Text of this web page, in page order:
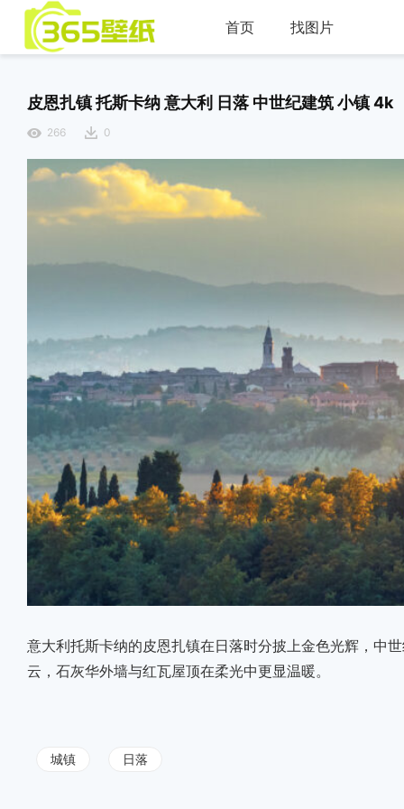
首页 找图片
皮恩扎镇 托斯卡纳 意大利 日落 中世纪建筑 小镇 4k
266 0
意大利托斯卡纳的皮恩扎镇在日落时分披上金色光辉，中
云，石灰华外墙与红瓦屋顶在柔光中更显温暖。
城镇 日落